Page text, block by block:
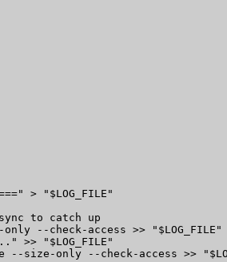
> "$LOG_FILE"
to catch up
--check-access >> "$LOG_FILE"
>> "$LOG_FILE"
--size-only --check-access >>